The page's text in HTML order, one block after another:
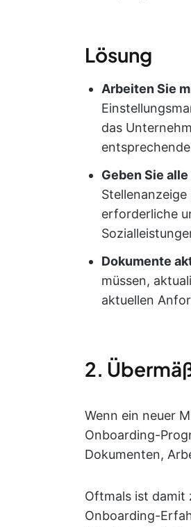
Lösung
Arbeiten Sie
das
Geben Sie
erforderliche
Dokumente
müssen,
aktuellen
2.
Wenn ein neuer
Onboarding-
Dokumenten,
Oftmals ist damit
Onboarding-